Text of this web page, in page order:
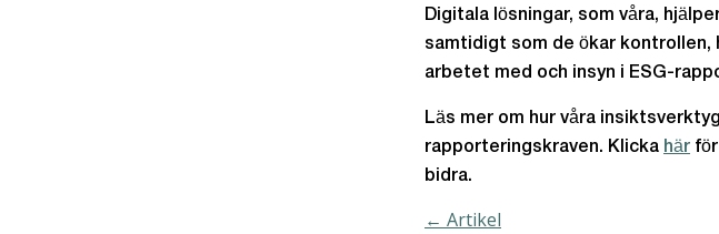
Digitala lösningar, som våra,
samtidigt som de ökar
arbetet med och insyn i ESG-
Läs mer om hur våra
rapporteringskraven. Klicka här
bidra.
← Artikel